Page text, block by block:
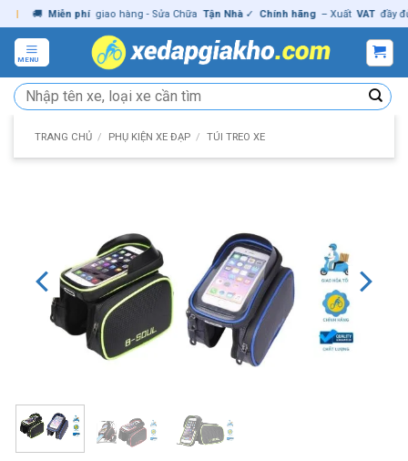
Skip
to
content
🚚 Miễn phí giao hàng - Sửa Chữa Tận Nhà ✓ Chính hãng – Xuất VAT đầy đủ |
MENU
Tìm
kiếm:
TRANG CHỦ / PHỤ KIỆN XE ĐẠP / TÚI TREO XE